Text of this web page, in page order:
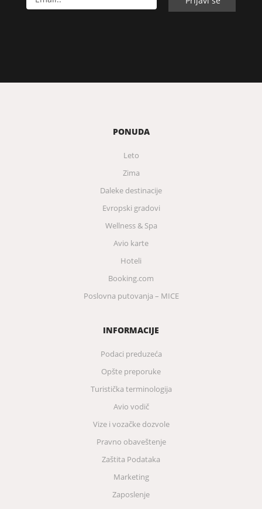
PONUDA
Leto
Zima
Daleke destinacije
Evropski gradovi
Wellness & Spa
Avio karte
Hoteli
Booking.com
Poslovna putovanja – MICE
INFORMACIJE
Podaci preduzeća
Opšte preporuke
Turistička terminologija
Avio vodič
Vize i vozačke dozvole
Pravno obaveštenje
Zaštita Podataka
Marketing
Zaposlenje